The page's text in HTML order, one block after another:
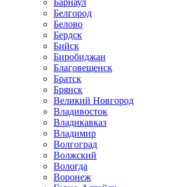
Белгород
Белово
Бердск
Бийск
Биробиджан
Благовещенск
Братск
Брянск
Великий Новгород
Владивосток
Владикавказ
Владимир
Волгоград
Волжский
Вологда
Воронеж